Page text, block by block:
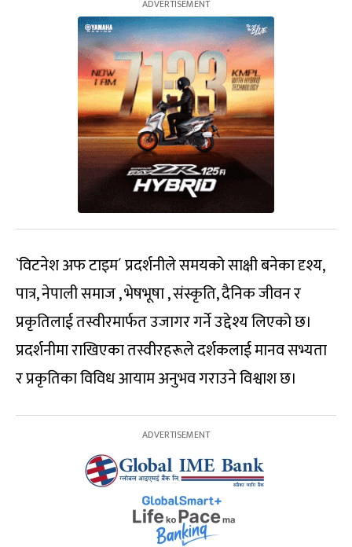
`विटनेश अफ टाइम´ प्रदर्शनीले समयको साक्षी बनेका दृश्य,
पात्र, नेपाली समाज , भेषभूषा , संस्कृति, दैनिक जीवन र
प्रकृतिलाई तस्वीरमार्फत उजागर गर्ने उद्देश्य लिएको छ।
प्रदर्शनीमा राखिएका तस्वीरहरूले दर्शकलाई मानव सभ्यता
र प्रकृतिका विविध आयाम अनुभव गराउने विश्वाश छ।